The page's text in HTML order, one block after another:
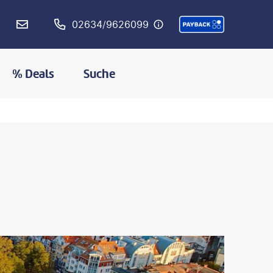
02634/9626099
% Deals Suche